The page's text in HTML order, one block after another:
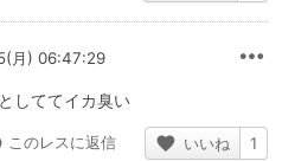
月) 06:47:29
しててイカ臭い
このレスに返信 いいね 1